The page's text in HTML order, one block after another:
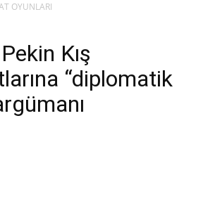
OYUNLARI
Kış
“diplomatik